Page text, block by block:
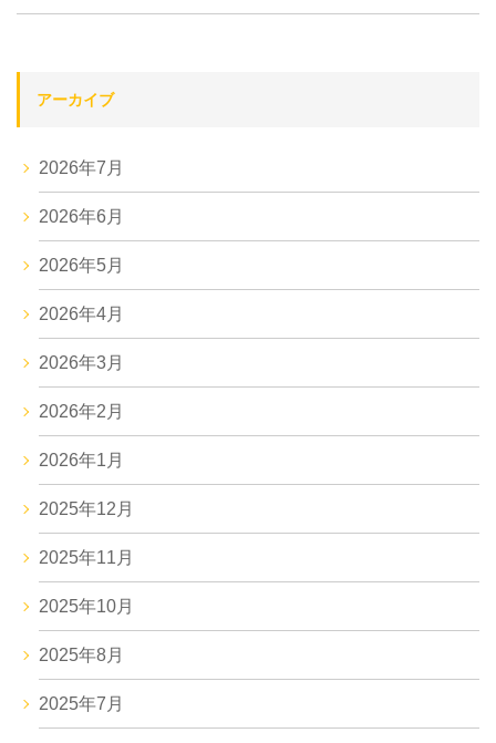
アーカイブ
2026年7月
2026年6月
2026年5月
2026年4月
2026年3月
2026年2月
2026年1月
2025年12月
2025年11月
2025年10月
2025年8月
2025年7月